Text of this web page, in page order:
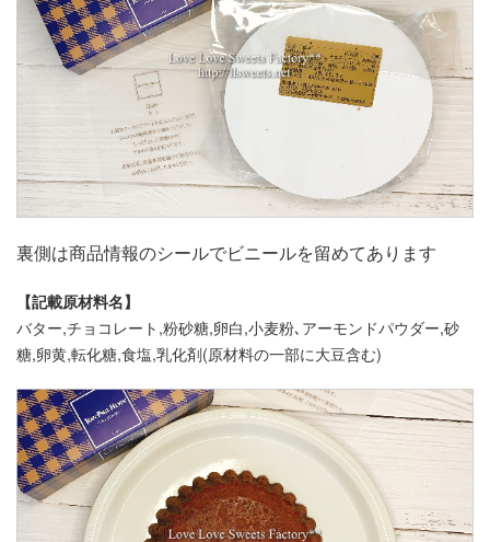
裏側は商品情報のシールでビニールを留めてあります
【記載原材料名】
バター,チョコレート,粉砂糖,卵白,小麦粉､アーモンドパウダー,砂
糖,卵黄,転化糖,食塩,乳化剤(原材料の一部に大豆含む)